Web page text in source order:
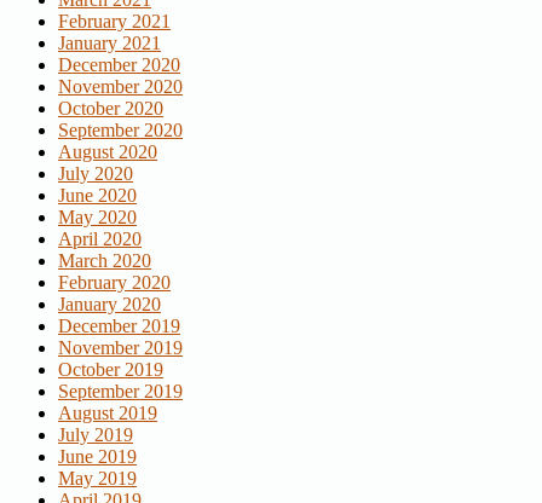
February 2021
January 2021
December 2020
November 2020
October 2020
September 2020
August 2020
July 2020
June 2020
May 2020
April 2020
March 2020
February 2020
January 2020
December 2019
November 2019
October 2019
September 2019
August 2019
July 2019
June 2019
May 2019